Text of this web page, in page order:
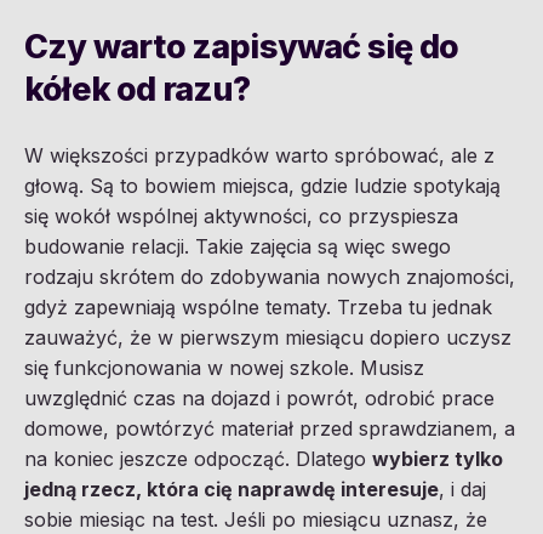
Czy warto zapisywać się do
kółek od razu?
W większości przypadków warto spróbować, ale z
głową. Są to bowiem miejsca, gdzie ludzie spotykają
się wokół wspólnej aktywności, co przyspiesza
budowanie relacji. Takie zajęcia są więc swego
rodzaju skrótem do zdobywania nowych znajomości,
gdyż zapewniają wspólne tematy. Trzeba tu jednak
zauważyć, że w pierwszym miesiącu dopiero uczysz
się funkcjonowania w nowej szkole. Musisz
uwzględnić czas na dojazd i powrót, odrobić prace
domowe, powtórzyć materiał przed sprawdzianem, a
na koniec jeszcze odpocząć. Dlatego wybierz tylko
jedną rzecz, która cię naprawdę interesuje, i daj
sobie miesiąc na test. Jeśli po miesiącu uznasz, że